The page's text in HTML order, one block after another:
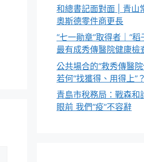
和總書記面對面 | 青山
奧斯德零件商更長
“七一勛章”取得者｜“
最有成秀傳醫院健康檢
公共場合的“救秀傳醫
若何“找獲得、用得上”？
青島市稅務局：戰森和
眼前 我們“疫”不容辭